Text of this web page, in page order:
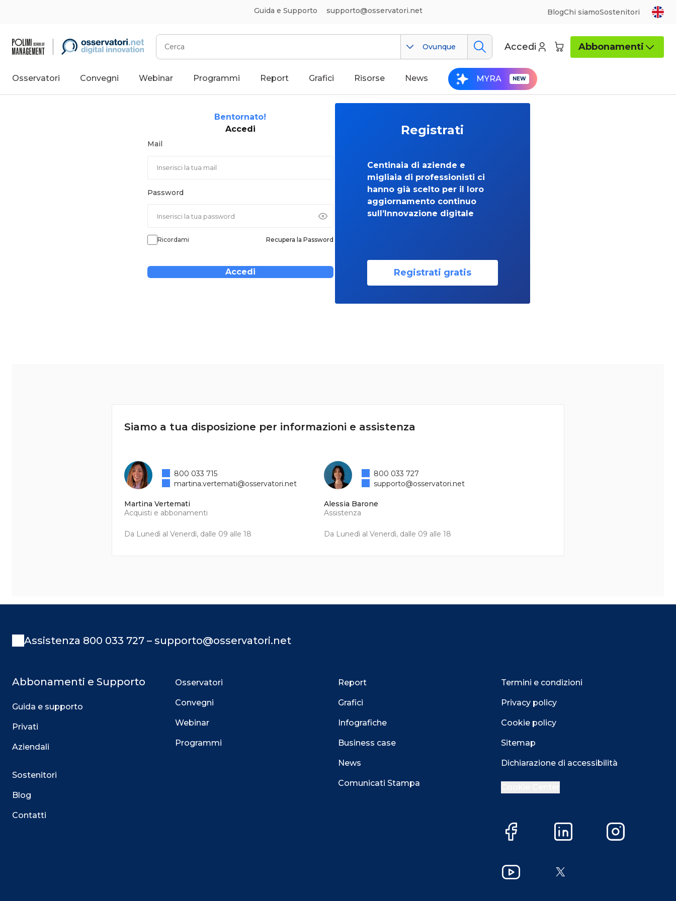
Guida e Supporto supporto@osservatori.net BlogChi siamoSostenitori
Cerca
Ovunque Accedi Abbonamenti
Osservatori Convegni Webinar Programmi Report Grafici Risorse News MYRA
Bentornato!
Accedi
Mail
Password
Ricordami Recupera la Password
Accedi
Registrati
Centinaia di aziende e
migliaia di professionisti ci
hanno già scelto per il loro
aggiornamento continuo
sull’Innovazione digitale
Registrati gratis
Siamo a tua disposizione per informazioni e assistenza
Martina Vertemati
Acquisti e abbonamenti
Da Lunedì al Venerdì, dalle 09 alle 18
800 033 715
martina.vertemati@osservatori.net
Alessia Barone
Assistenza
Da Lunedì al Venerdì, dalle 09 alle 18
800 033 727
supporto@osservatori.net
Assistenza 800 033 727 – supporto@osservatori.net
Abbonamenti e Supporto
Guida e supporto
Privati
Aziendali
Sostenitori
Blog
Contatti
Osservatori
Convegni
Webinar
Programmi
Report
Grafici
Infografiche
Business case
News
Comunicati Stampa
Termini e condizioni
Privacy policy
Cookie policy
Sitemap
Dichiarazione di accessibilità
Facebook LinkedIn Instagram
YouTube X
Accetta Più opzioni